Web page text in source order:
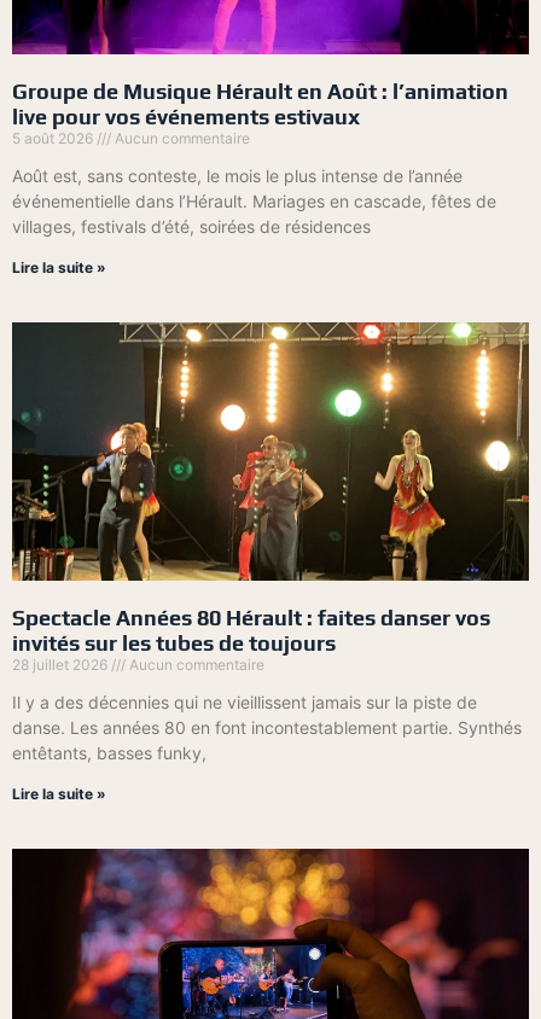
Groupe de Musique Hérault en Août : l’animation
live pour vos événements estivaux
5 août 2026 Aucun commentaire
Août est, sans conteste, le mois le plus intense de l’année
événementielle dans l’Hérault. Mariages en cascade, fêtes de
villages, festivals d’été, soirées de résidences
Lire la suite »
Spectacle Années 80 Hérault : faites danser vos
invités sur les tubes de toujours
28 juillet 2026 Aucun commentaire
Il y a des décennies qui ne vieillissent jamais sur la piste de
danse. Les années 80 en font incontestablement partie. Synthés
entêtants, basses funky,
Lire la suite »